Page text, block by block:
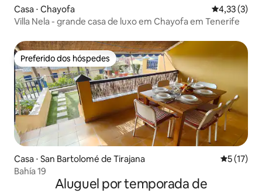
Casa ⋅ Chayofa 4,33 de
4,33 (3)
Villa Nela - grande casa de luxo em Chayofa em Tenerife
Preferido dos hóspedes
Preferido dos hóspedes
Casa ⋅ San Bartolomé de Tirajana 5 de uma
5 (17)
Bahía 19
Aluguel por temporada de